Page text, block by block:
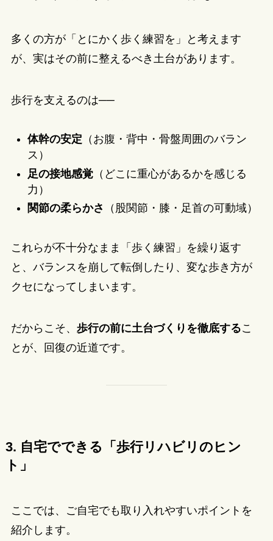
多くの方が「とにかく歩く練習を」と考えます
が、実はその前に整えるべき土台があります。
歩行を支えるのは──
体幹の安定 （お腹・背中・骨盤周囲のバラン
ス）
足の接地感覚（どこに重心があるかを感じる
力）
関節の柔らかさ
（股関節・膝・足首の可動域）
これらが不十分なまま「歩く練習」を繰り返す
と、バランスを崩して転倒したり、変な歩き方が
クセになってしまいます。
だからこそ、 歩行の前に土台づくりを徹底するこ
とが、回復の近道です。
3. 自宅でできる「歩行リハビリのヒン
ト」
ここでは、ご自宅でも取り入れやすいポイントを
紹介します。